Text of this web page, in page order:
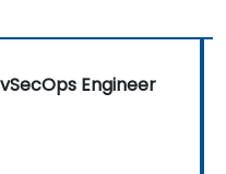
Engineer